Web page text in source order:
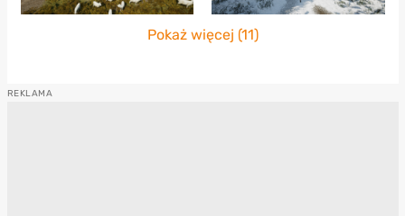
Pokaż więcej (11)